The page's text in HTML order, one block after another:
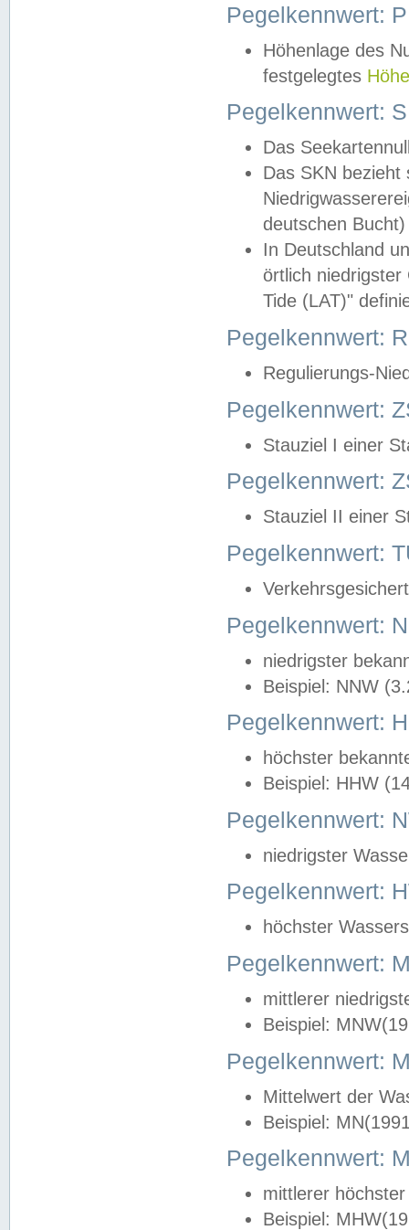
Pegelkennwert:
Höhenlage des
festgelegtes
Pegelkennwert:
Das
Das SKN
deutschen
In Deutschland
örtlich
Tide (LAT)"
Pegelkennwert:
Regulierungs-
Pegelkennwert:
Stauziel I einer
Pegelkennwert:
Stauziel II einer
Pegelkennwert:
Pegelkennwert:
niedrigster
Beispiel: NNW
Pegelkennwert:
höchster
Beispiel: HHW
Pegelkennwert:
niedrigster
Pegelkennwert:
höchster
Pegelkennwert:
mittlerer
Beispiel:
Pegelkennwert:
Mittelwert der
Beispiel:
Pegelkennwert:
mittlerer
Beispiel: